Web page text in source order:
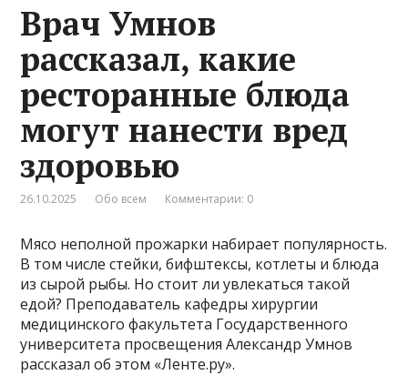
Врач Умнов
рассказал, какие
ресторанные блюда
могут нанести вред
здоровью
26.10.2025 Обо всем Комментарии: 0
Мясо неполной прожарки набирает популярность.
В том числе стейки, бифштексы, котлеты и блюда
из сырой рыбы. Но стоит ли увлекаться такой
едой? Преподаватель кафедры хирургии
медицинского факультета Государственного
университета просвещения Александр Умнов
рассказал об этом «Ленте.ру».